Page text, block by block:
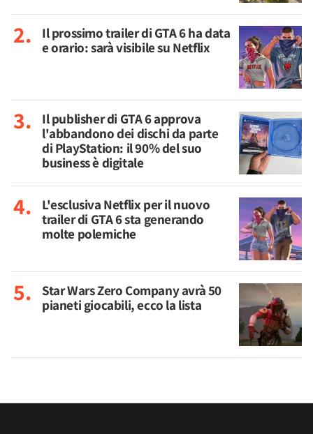
Il prossimo trailer di GTA 6 ha data
e orario: sarà visibile su Netflix
Il publisher di GTA 6 approva
l'abbandono dei dischi da parte
di PlayStation: il 90% del suo
business è digitale
L'esclusiva Netflix per il nuovo
trailer di GTA 6 sta generando
molte polemiche
Star Wars Zero Company avrà 50
pianeti giocabili, ecco la lista